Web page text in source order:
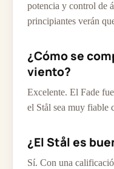
potencia y control de
principiantes verán
¿Cómo se
viento?
Excelente. El Fade
el Stål sea muy fiable
¿El Stål es
Sí. Con una